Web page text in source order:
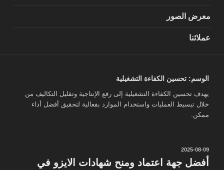
معرض الصور
عملائنا
الوسم: تحسين الكفاءة التشغيلية
يهدف تحسين الكفاءة التشغيلية إلى رفع الإنتاجية وتقليل التكاليف من
خلال تبسيط العمليات واستخدام الموارد بفعالية لتحقيق أفضل أداء
ممكن.
نُشر
في
2025-08-09
أفضل جهة اعتماد ومنح شهادات الايزو في